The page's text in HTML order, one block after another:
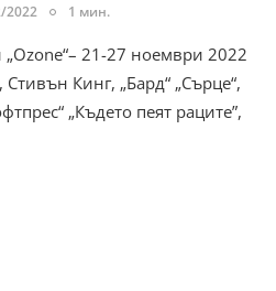
2022 1 мин.
21-27 ноември 2022
Кинг, „Бард“ „Сърце“,
„Където пеят раците”,